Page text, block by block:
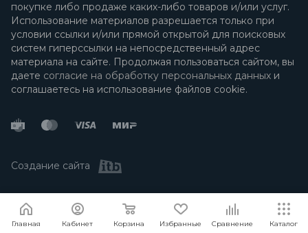
покупке либо продаже каких-либо товаров и/или услуг.
Использование материалов разрешается только при
условии ссылки и/или прямой открытой для поисковых
систем гиперссылки на непосредственный адрес
материала на сайте. Продолжая пользоваться сайтом, вы
даете согласие на обработку персональных данных и
соглашаетесь на использование файлов cookie.
Создание сайта
Главная Кабинет Корзина Избранные Сравнение Каталог
Мы используем файлы cookie. Подробнее Я согласен